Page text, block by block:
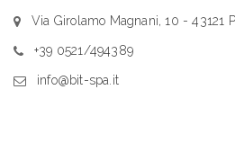
Via Girolamo Magnani, 10 - 43121
+39 0521/494389
info@bit-spa.it